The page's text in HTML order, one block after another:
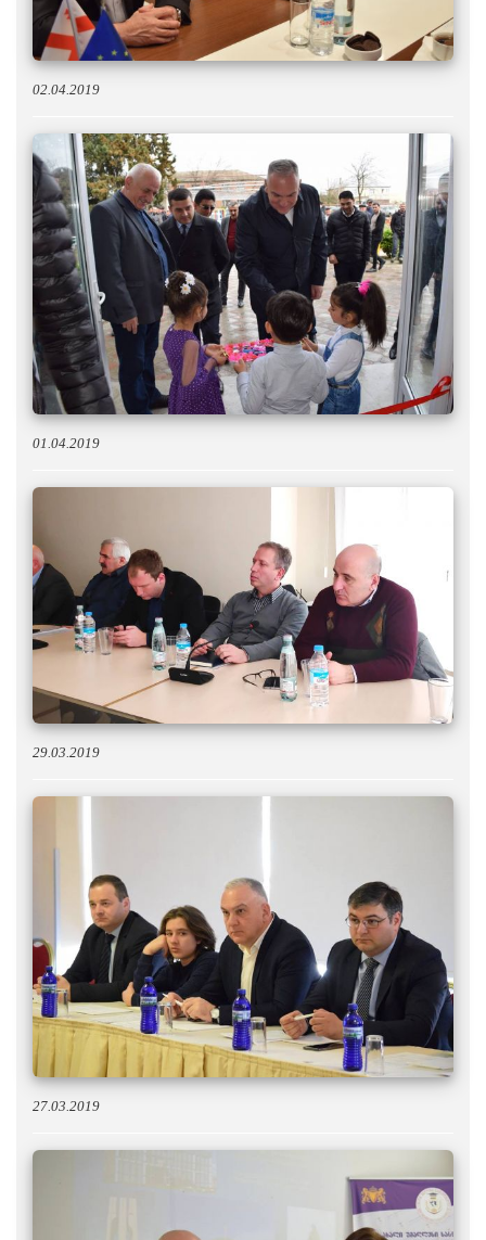
02.04.2019
01.04.2019
29.03.2019
27.03.2019